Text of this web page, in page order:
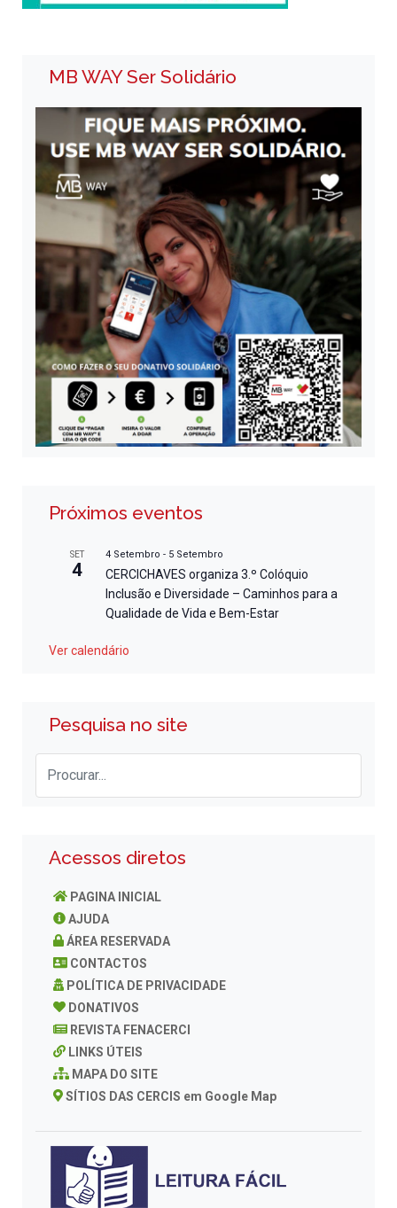
MB WAY Ser Solidário
Próximos eventos
SET
4
4 Setembro - 5 Setembro
CERCICHAVES organiza 3.º Colóquio
Inclusão e Diversidade – Caminhos para a
Qualidade de Vida e Bem-Estar
Ver calendário
Pesquisa no site
Acessos diretos
PAGINA INICIAL
AJUDA
ÁREA RESERVADA
CONTACTOS
POLÍTICA DE PRIVACIDADE
DONATIVOS
REVISTA FENACERCI
LINKS ÚTEIS
MAPA DO SITE
SÍTIOS DAS CERCIS em Google Map